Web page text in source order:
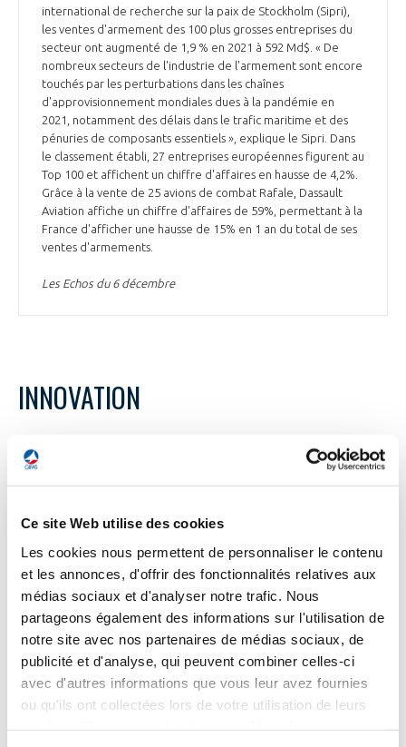
Ce site Web utilise des cookies
Les cookies nous permettent de personnaliser le contenu
et les annonces, d'offrir des fonctionnalités relatives aux
médias sociaux et d'analyser notre trafic. Nous
partageons également des informations sur l'utilisation de
notre site avec nos partenaires de médias sociaux, de
publicité et d'analyse, qui peuvent combiner celles-ci
avec d'autres informations que vous leur avez fournies
ou qu'ils ont collectées lors de votre utilisation de leurs
international de recherche sur la paix de Stockholm (Sipri),
les ventes d'armement des 100 plus grosses entreprises du
secteur ont augmenté de 1,9 % en 2021 à 592 Md$. « De
nombreux secteurs de l'industrie de l'armement sont encore
touchés par les perturbations dans les chaînes
d'approvisionnement mondiales dues à la pandémie en
2021, notamment des délais dans le trafic maritime et des
pénuries de composants essentiels », explique le Sipri. Dans
le classement établi, 27 entreprises européennes figurent au
Top 100 et affichent un chiffre d'affaires en hausse de 4,2%.
Grâce à la vente de 25 avions de combat Rafale, Dassault
Aviation affiche un chiffre d'affaires de 59%, permettant à la
France d'afficher une hausse de 15% en 1 an du total de ses
ventes d'armements.
Les Echos du 6 décembre
INNOVATION
annuel d’Aviation Week dans la catégorie «
Aviation Commerciale »
Depuis 65 ans, les rédacteurs d’Aviation Week récompensent
chaque année, lors d’un gala au National Building Museum,
exemplaires dans les industries de l'aviation d’affaires et
commerciale, du spatial, et de la Défense. Le projet Fello’fly
d’Airbus a ainsi remporté le grand prix de la catégorie «
Aviation commerciale ». Ce projet, visant à démontrer le
potentiel de réduction des émissions des vols en formation